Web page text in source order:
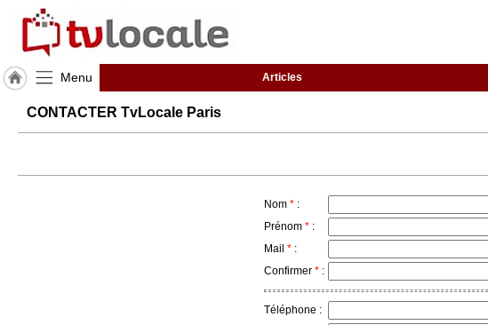
Menu Articles
J'adhère
Hulcoq
Paris
CONTACTER TvLocale Paris
Nom * :
Prénom * :
Mail * :
Confirmer * :
Téléphone :